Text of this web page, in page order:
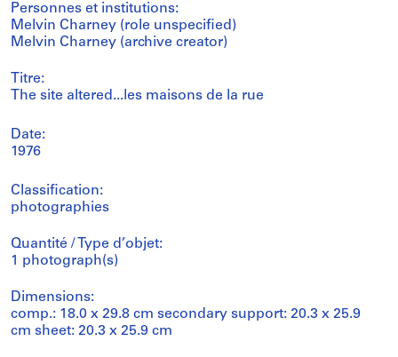
Personnes et institutions:
Melvin Charney (role unspecified)
Melvin Charney (archive creator)
Titre:
The site altered...les maisons de la rue
Date:
1976
Classification:
photographies
Quantité / Type d’objet:
1 photograph(s)
Dimensions:
comp.: 18.0 x 29.8 cm secondary support: 20.3 x 25.9
cm sheet: 20.3 x 25.9 cm